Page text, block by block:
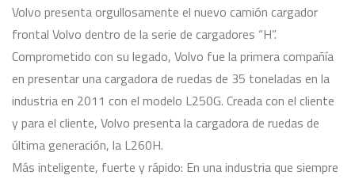
Volvo presenta orgullosamente el nuevo camión cargador
frontal Volvo dentro de la serie de cargadores “H”.
Comprometido con su legado, Volvo fue la primera compañía
en presentar una cargadora de ruedas de 35 toneladas en la
industria en 2011 con el modelo L250G. Creada con el cliente
y para el cliente, Volvo presenta la cargadora de ruedas de
última generación, la L260H.
Más inteligente, fuerte y rápido: En una industria que siempre